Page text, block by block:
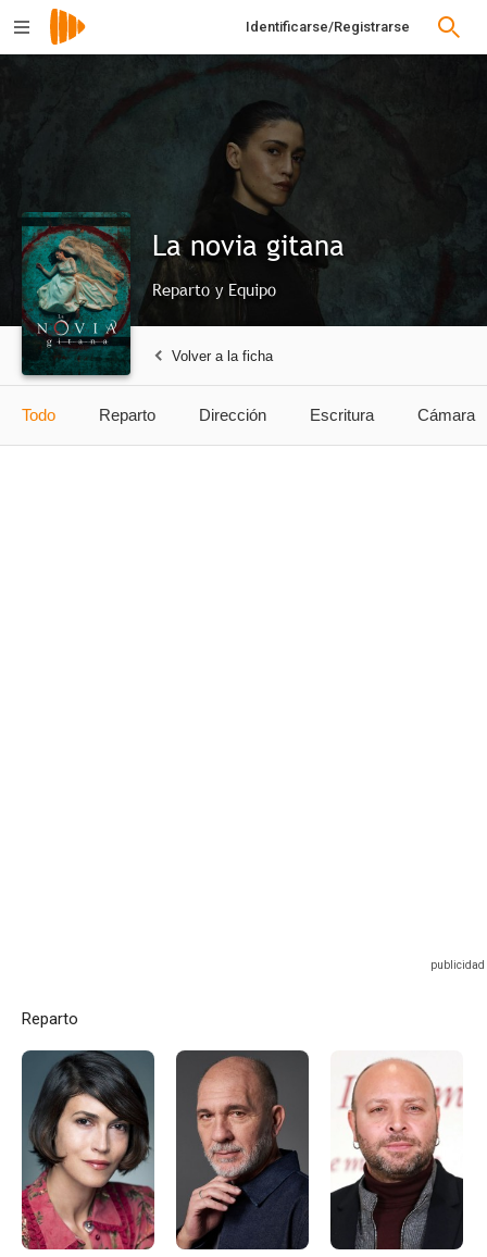
Identificarse/Registrarse
La novia gitana
Reparto y Equipo
Volver a la ficha
Todo Reparto Dirección Escritura Cámara
Reparto